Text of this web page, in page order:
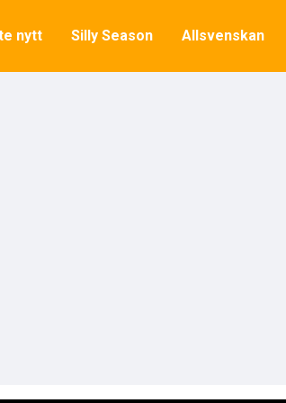
nytt Silly Season Allsvenskan